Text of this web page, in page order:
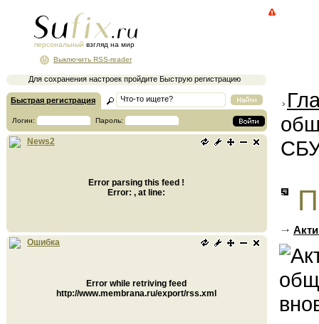
персональный взгляд на мир
Для сохранения настроек пройдите Быструю регистрацию
Выключить RSS-reader
Быстрая регистрация
Логин: Пароль:
News2
Error parsing this feed !
Error: , at line:
Ошибка
Error while retriving feed
http://www.membrana.ru/export/rss.xml